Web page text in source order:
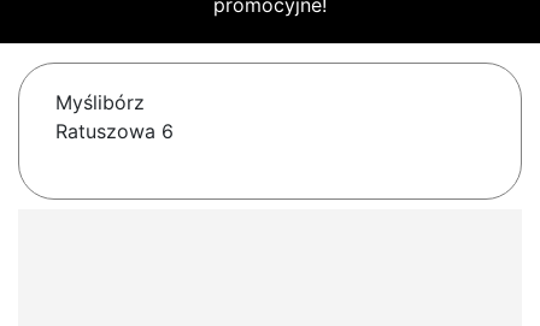
promocyjne!
Myślibórz
Ratuszowa 6